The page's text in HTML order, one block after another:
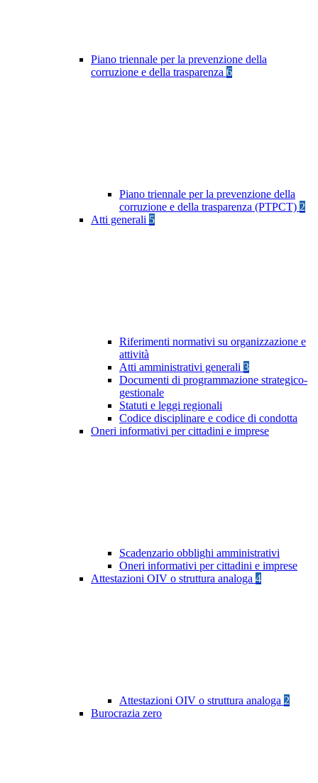
Piano triennale per la prevenzione della
corruzione e della trasparenza 6
Piano triennale per la prevenzione della
corruzione e della trasparenza (PTPCT) 2
Atti generali 5
Riferimenti normativi su organizzazione e
attività
Atti amministrativi generali 3
Documenti di programmazione strategico-
gestionale
Statuti e leggi regionali
Codice disciplinare e codice di condotta
Oneri informativi per cittadini e imprese
Scadenzario obblighi amministrativi
Oneri informativi per cittadini e imprese
Attestazioni OIV o struttura analoga 4
Attestazioni OIV o struttura analoga 2
Burocrazia zero